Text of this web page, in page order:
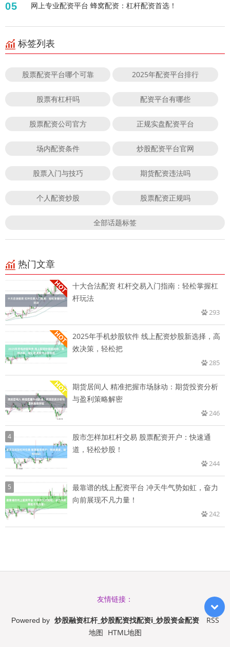
05 网上专业配资平台 蜂窝配资：杠杆配资首选！
标签列表
股票配资平台哪个可靠 2025年配资平台排行
股票有杠杆吗 配资平台有哪些
股票配资公司官方 正规实盘配资平台
场内配资条件 炒股配资平台官网
股票入门与技巧 期货配资违法吗
个人配资炒股 股票配资正规吗
全部话题标签
热门文章
十大合法配资 杠杆交易入门指南：轻松掌握杠
杆玩法
293
2025年手机炒股软件 线上配资炒股新选择，高
效决策，轻松把
285
期货居间人 精准把握市场脉动：期货投资分析
与盈利策略解密
246
4
股市怎样加杠杆交易 股票配资开户：快速通
道，轻松炒股！
244
5
最靠谱的线上配资平台 冲天牛气势如虹，奋力
向前展现不凡力量！
242
友情链接：
Powered by 炒股融资杠杆_炒股配资找配资i_炒股资金配资
RSS
地图 HTML地图